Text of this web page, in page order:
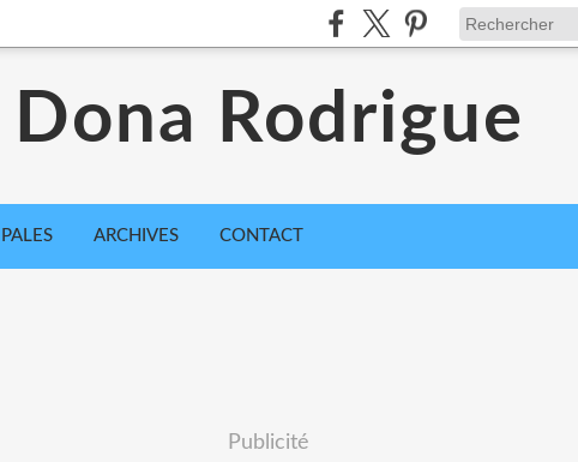
Dona Rodrigue
ARCHIVES CONTACT
Publicité